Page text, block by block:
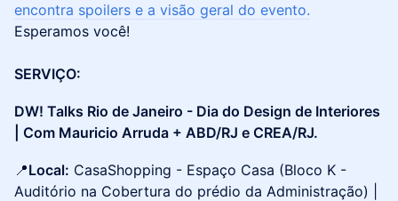
encontra spoilers e a visão geral do evento.
Esperamos você!
SERVIÇO:
​​​​DW! Talks Rio de Janeiro - Dia do Design de Interiores
| Com Mauricio Arruda + ABD/RJ e CREA/RJ.
​​​​📍Local: CasaShopping - Espaço Casa (Bloco K -
Auditório na Cobertura do prédio da Administração) |